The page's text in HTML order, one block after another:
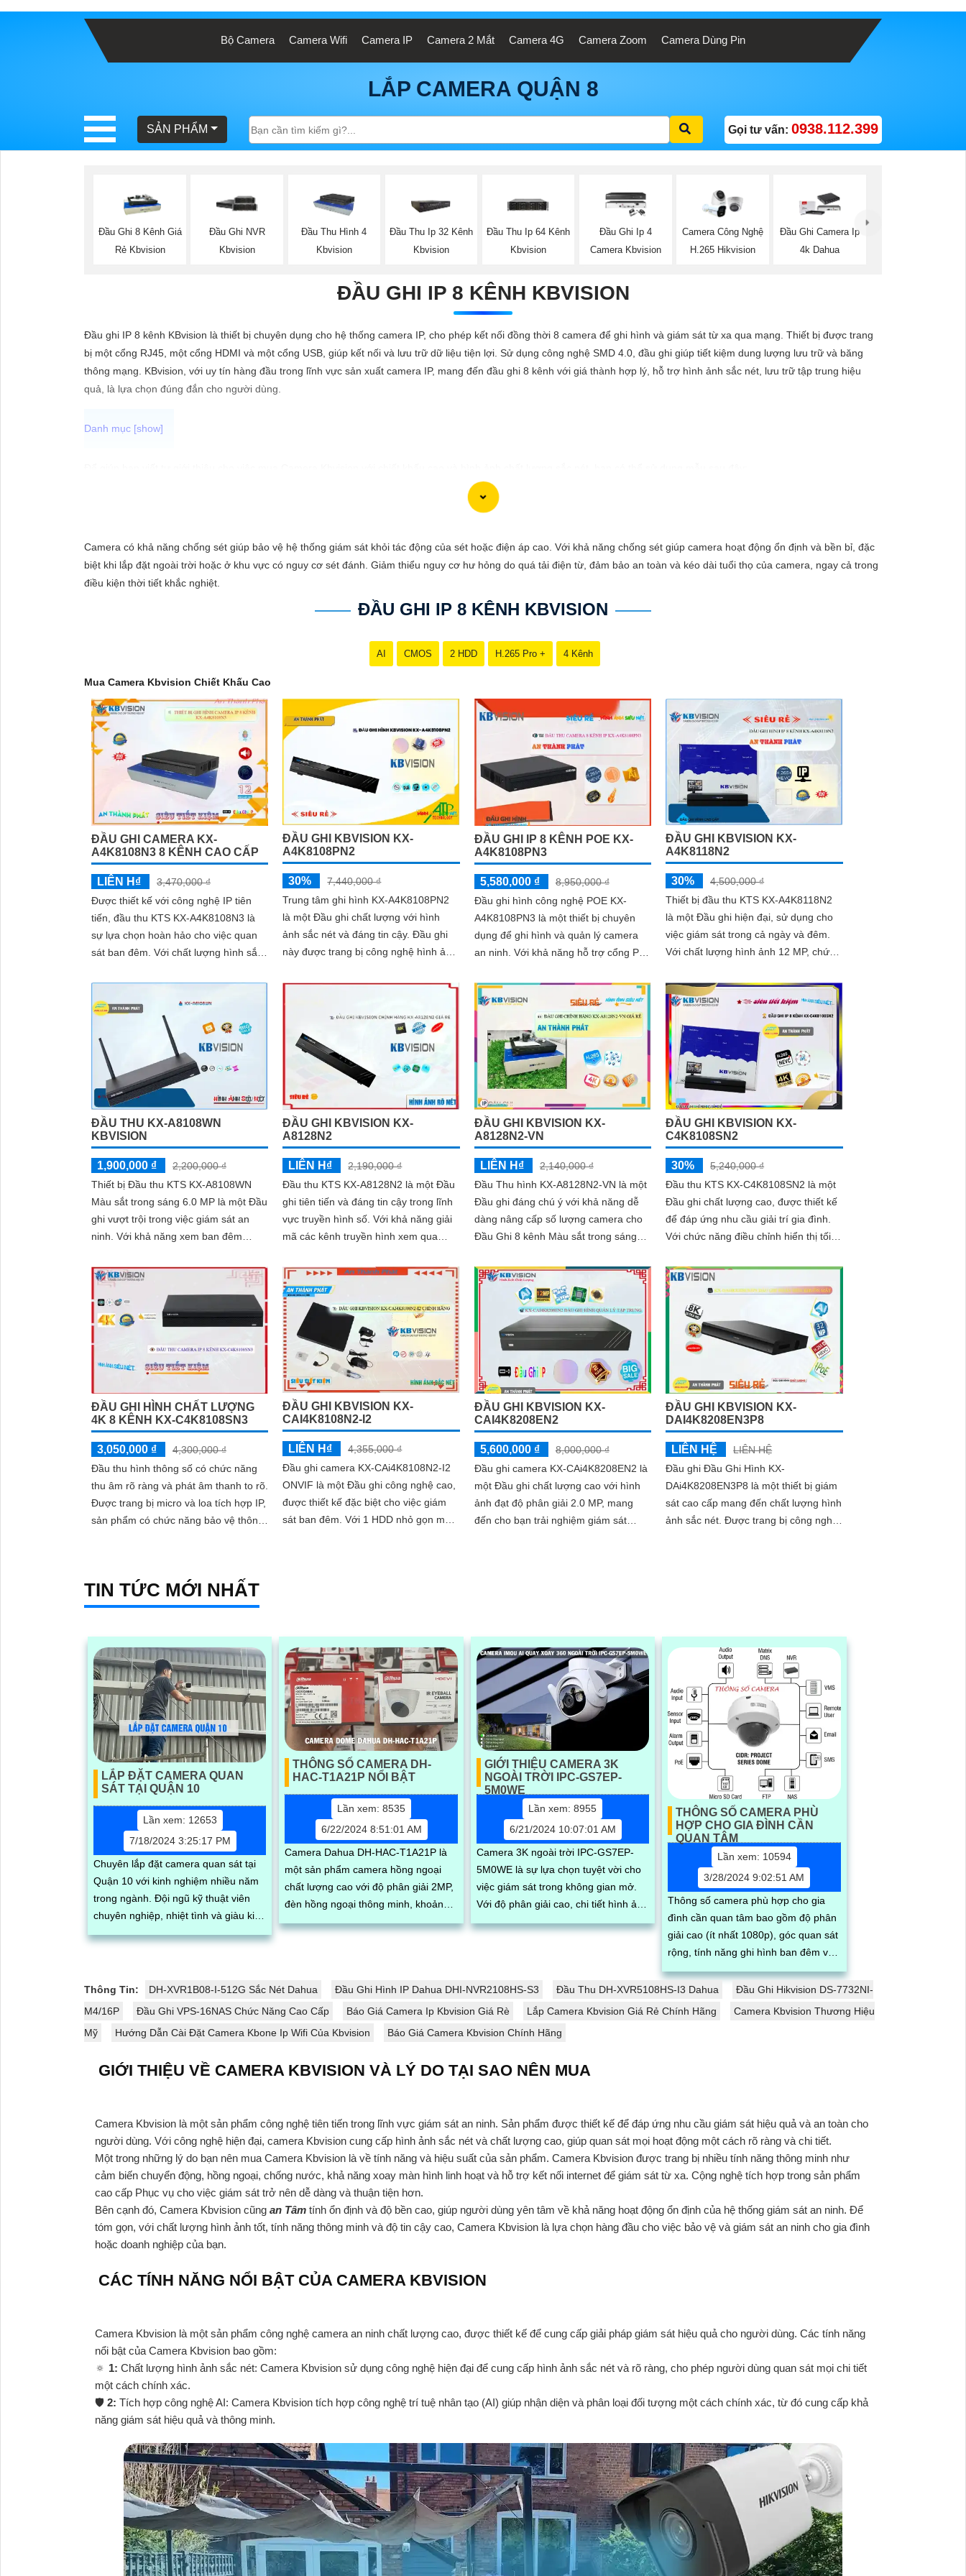
Bộ Camera Camera Wifi Camera IP Camera 2 Mắt Camera 4G Camera Zoom Camera Dùng Pin
LẮP CAMERA QUẬN 8
SẢN PHẨM Gọi tư vấn: 0938.112.399
Đầu Ghi 8 Kênh Giá
Rẻ Kbvision
Đầu Ghi NVR
Kbvision
Đầu Thu Hình 4
Kbvision
Đầu Thu Ip 32 Kênh
Kbvision
Đầu Thu Ip 64 Kênh
Kbvision
Đầu Ghi Ip 4
Camera Kbvision
Camera Công Nghệ
H.265 Hikvision
Đầu Ghi Camera Ip
4k Dahua
ĐẦU GHI IP 8 KÊNH KBVISION
Đầu ghi IP 8 kênh KBvision là thiết bị chuyên dụng cho hệ thống camera IP, cho phép kết nối đồng thời 8 camera để ghi hình và giám sát từ xa qua mạng. Thiết bị được trang
bị một cổng RJ45, một cổng HDMI và một cổng USB, giúp kết nối và lưu trữ dữ liệu tiện lợi. Sử dụng công nghệ SMD 4.0, đầu ghi giúp tiết kiệm dung lượng lưu trữ và băng
thông mạng. KBvision, với uy tín hàng đầu trong lĩnh vực sản xuất camera IP, mang đến đầu ghi 8 kênh với giá thành hợp lý, hỗ trợ hình ảnh sắc nét, lưu trữ tập trung hiệu
quả, là lựa chọn đúng đắn cho người dùng.
"Tìm kiếm sự an toàn và chất lượng hình ảnh sắc nét cho hệ thống giám sát của bạn? Hãy đến với Camera Kbvision - thương hiệu uy tín với chiết khấu cao. Với công nghệ
hàng đầu, Camera Kbvision mang đến cho bạn hình ảnh chất lượng cao, rõ nét và độ tin cậy cao. Đừng để bất kỳ sự cố nào xảy ra mà không có sự giám sát chuyên nghiệp.
Camera có khả năng chống sét giúp bảo vệ hệ thống giám sát khỏi tác động của sét hoặc điện áp cao. Với khả năng chống sét giúp camera hoạt động ổn định và bền bỉ, đặc
biệt khi lắp đặt ngoài trời hoặc ở khu vực có nguy cơ sét đánh. Giảm thiểu nguy cơ hư hỏng do quá tải điện từ, đảm bảo an toàn và kéo dài tuổi thọ của camera, ngay cả trong
điều kiện thời tiết khắc nghiệt.
ĐẦU GHI IP 8 KÊNH KBVISION
AI CMOS 2 HDD H.265 Pro + 4 Kênh
Mua Camera Kbvision Chiết Khấu Cao
ĐẦU GHI CAMERA KX-
A4K8108N3 8 KÊNH CAO CẤP
LIÊN H₫
3,470,000 ₫
Được thiết kế với công nghệ IP tiên
tiến, đầu thu KTS KX-A4K8108N3 là
sự lựa chọn hoàn hảo cho việc quan
sát ban đêm. Với chất lượng hình sắc
công trình dân dụng
ĐẦU GHI KBVISION KX-
A4K8108PN2
30%
7,440,000 ₫
Trung tâm ghi hình KX-A4K8108PN2
là một Đầu ghi chất lượng với hình
ảnh sắc nét và đáng tin cậy. Đầu ghi
này được trang bị công nghệ hình ảnh
ban đêm sáng đẹp và chất lượng cao
ĐẦU GHI IP 8 KÊNH POE KX-
A4K8108PN3
5,580,000 ₫
8,950,000 ₫
Đầu ghi hình công nghệ POE KX-
A4K8108PN3 là một thiết bị chuyên
dụng để ghi hình và quản lý camera
an ninh. Với khả năng hỗ trợ cổng PoE
qua một dây cáp duy nhất, đẩy mạnh
hiệu suất và tiết kiệm chi phí cài đặt
ĐẦU GHI KBVISION KX-
A4K8118N2
30%
4,500,000 ₫
Thiết bị đầu thu KTS KX-A4K8118N2
là một Đầu ghi hiện đại, sử dụng cho
việc giám sát trong cả ngày và đêm.
Với chất lượng hình ảnh 12 MP, chức
ONVIF...
ĐẦU THU KX-A8108WN
KBVISION
1,900,000 ₫
2,200,000 ₫
Thiết bị Đầu thu KTS KX-A8108WN
Màu sắt trong sáng 6.0 MP là một Đầu
ghi vượt trội trong việc giám sát an
ninh. Với khả năng xem ban đêm
sát trong môi trường tối
ĐẦU GHI KBVISION KX-
A8128N2
LIÊN H₫
2,190,000 ₫
Đầu thu KTS KX-A8128N2 là một Đầu
ghi tiên tiến và đáng tin cậy trong lĩnh
vực truyền hình số. Với khả năng giải
mã các kênh truyền hình xem qua
ĐẦU GHI KBVISION KX-
A8128N2-VN
LIÊN H₫
2,140,000 ₫
Đầu Thu hình KX-A8128N2-VN là một
Đầu ghi đáng chú ý với khả năng dễ
dàng nâng cấp số lượng camera cho
Đầu Ghi 8 kênh Màu sắt trong sáng
Đầu...
ĐẦU GHI KBVISION KX-
C4K8108SN2
30%
5,240,000 ₫
Đầu thu KTS KX-C4K8108SN2 là một
Đầu ghi chất lượng cao, được thiết kế
để đáp ứng nhu cầu giải trí gia đình.
Với chức năng điều chỉnh hiển thị tối
sắc nét và âm thanh trung thực
ĐẦU GHI HÌNH CHẤT LƯỢNG
4K 8 KÊNH KX-C4K8108SN3
3,050,000 ₫
4,300,000 ₫
Đầu thu hình thông số có chức năng
thu âm rõ ràng và phát âm thanh to rõ.
Được trang bị micro và loa tích hợp IP,
sản phẩm có chức năng bảo vệ thông
ĐẦU GHI KBVISION KX-
CAI4K8108N2-I2
LIÊN H₫
4,355,000 ₫
Đầu ghi camera KX-CAi4K8108N2-I2
ONVIF là một Đầu ghi công nghệ cao,
được thiết kế đặc biệt cho việc giám
sát ban đêm. Với 1 HDD nhỏ gọn mỹ
ĐẦU GHI KBVISION KX-
CAI4K8208EN2
5,600,000 ₫
8,000,000 ₫
Đầu ghi camera KX-CAi4K8208EN2 là
một Đầu ghi chất lượng cao với hình
ảnh đạt độ phân giải 2.0 MP, mang
đến cho bạn trải nghiệm giám sát
ĐẦU GHI KBVISION KX-
DAI4K8208EN3P8
LIÊN HỆ
LIÊN HỆ
Đầu ghi Đầu Ghi Hình KX-
DAi4K8208EN3P8 là một thiết bị giám
sát cao cấp mang đến chất lượng hình
ảnh sắc nét. Được trang bị công nghệ
TIN TỨC MỚI NHẤT
LẮP ĐẶT CAMERA QUAN
SÁT TẠI QUẬN 10
Lần xem: 12653
7/18/2024 3:25:17 PM
Chuyên lắp đặt camera quan sát tại
Quận 10 với kinh nghiệm nhiều năm
trong ngành. Đội ngũ kỹ thuật viên
chuyên nghiệp, nhiệt tình và giàu kinh
nghiệm sẽ mang đến dịch vụ chất
THÔNG SỐ CAMERA DH-
HAC-T1A21P NỔI BẬT
Lần xem: 8535
6/22/2024 8:51:01 AM
Camera Dahua DH-HAC-T1A21P là
một sản phẩm camera hồng ngoại
chất lượng cao với độ phân giải 2MP,
đèn hồng ngoại thông minh, khoảng
cách quan sát lên đến 10m trong điều
GIỚI THIỆU CAMERA 3K
NGOÀI TRỜI IPC-GS7EP-
5M0WE
Lần xem: 8955
6/21/2024 10:07:01 AM
Camera 3K ngoài trời IPC-GS7EP-
5M0WE là sự lựa chọn tuyệt vời cho
việc giám sát trong không gian mở.
Với độ phân giải cao, chi tiết hình ảnh
rõ nét, kết hợp với khả năng chống...
THÔNG SỐ CAMERA PHÙ
HỢP CHO GIA ĐÌNH CẦN
QUAN TÂM
Lần xem: 10594
3/28/2024 9:02:51 AM
Thông số camera phù hợp cho gia
đình cần quan tâm bao gồm độ phân
giải cao (ít nhất 1080p), góc quan sát
rộng, tính năng ghi hình ban đêm và
hồng ngoại, khả năng kết nối mạng...
Thông Tin:
DH-XVR1B08-I-512G Sắc Nét Dahua Đầu Ghi Hình IP Dahua DHI-NVR2108HS-S3 Đầu Thu DH-XVR5108HS-I3 Dahua
Đầu Ghi Hikvision DS-7732NI-
M4/16P
Đầu Ghi VPS-16NAS Chức Năng Cao Cấp Báo Giá Camera Ip Kbvision Giá Rè Lắp Camera Kbvision Giá Rẻ Chính Hãng
Camera Kbvision Thương Hiệu
Mỹ
Hướng Dẫn Cài Đặt Camera Kbone Ip Wifi Của Kbvision Báo Giá Camera Kbvision Chính Hãng
GIỚI THIỆU VỀ CAMERA KBVISION VÀ LÝ DO TẠI SAO NÊN MUA
Camera Kbvision là một sản phẩm công nghệ tiên tiến trong lĩnh vực giám sát an ninh. Sản phẩm được thiết kế để đáp ứng nhu cầu giám sát hiệu quả và an toàn cho
người dùng. Với công nghệ hiện đại, camera Kbvision cung cấp hình ảnh sắc nét và chất lượng cao, giúp quan sát mọi hoạt động một cách rõ ràng và chi tiết.
Một trong những lý do bạn nên mua Camera Kbvision là về tính năng và hiệu suất của sản phẩm. Camera Kbvision được trang bị nhiều tính năng thông minh như
cảm biến chuyển động, hồng ngoại, chống nước, khả năng xoay màn hình linh hoạt và hỗ trợ kết nối internet để giám sát từ xa. Cộng nghệ tích hợp trong sản phẩm
cao cấp Phục vụ cho việc giám sát trở nên dễ dàng và thuận tiện hơn.
Bên cạnh đó, Camera Kbvision cũng an Tâm tính ổn định và độ bền cao, giúp người dùng yên tâm về khả năng hoạt động ổn định của hệ thống giám sát an ninh. Để
tóm gọn, với chất lượng hình ảnh tốt, tính năng thông minh và độ tin cậy cao, Camera Kbvision là lựa chọn hàng đầu cho việc bảo vệ và giám sát an ninh cho gia đình
hoặc doanh nghiệp của bạn.
CÁC TÍNH NĂNG NỔI BẬT CỦA CAMERA KBVISION
Camera Kbvision là một sản phẩm công nghệ camera an ninh chất lượng cao, được thiết kế để cung cấp giải pháp giám sát hiệu quả cho người dùng. Các tính năng
nổi bật của Camera Kbvision bao gồm:
🔅 1: Chất lượng hình ảnh sắc nét: Camera Kbvision sử dụng công nghệ hiện đại để cung cấp hình ảnh sắc nét và rõ ràng, cho phép người dùng quan sát mọi chi tiết
một cách chính xác.
🛡 2: Tích hợp công nghệ AI: Camera Kbvision tích hợp công nghệ trí tuệ nhân tạo (AI) giúp nhận diện và phân loại đối tượng một cách chính xác, từ đó cung cấp khả
năng giám sát hiệu quả và thông minh.